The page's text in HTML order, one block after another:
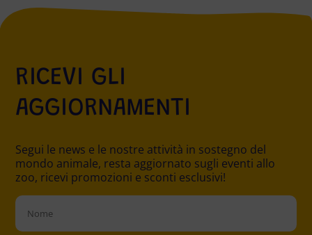
RICEVI GLI
AGGIORNAMENTI
Segui le news e le nostre attività in sostegno del
mondo animale, resta aggiornato sugli eventi allo
zoo, ricevi promozioni e sconti esclusivi!